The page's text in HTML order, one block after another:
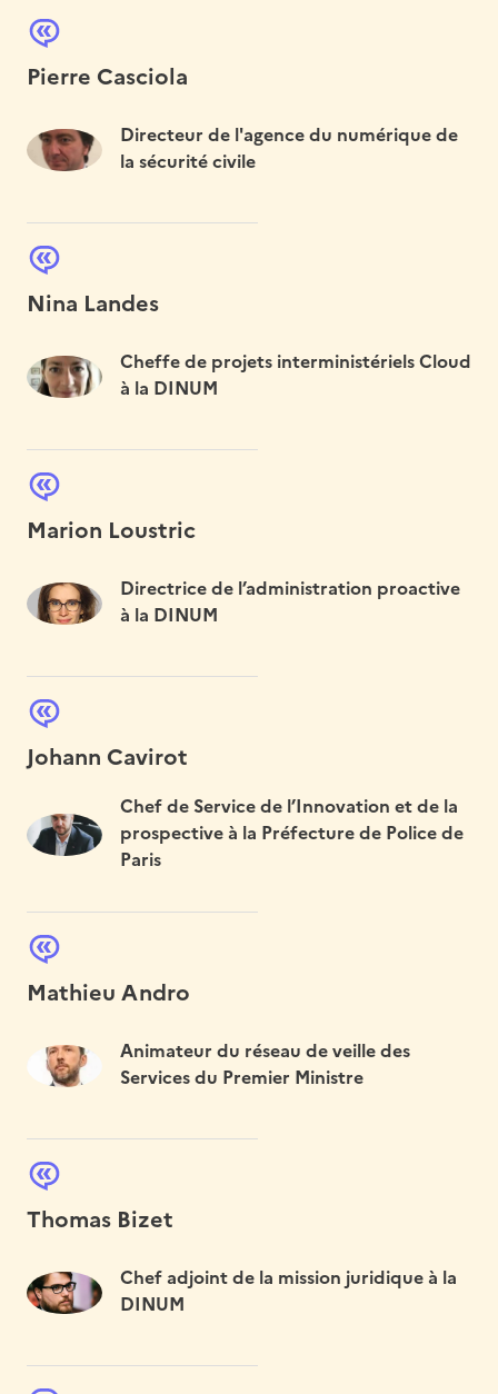
Pierre Casciola
Directeur de l'agence du numérique de
la sécurité civile
Nina Landes
Cheffe de projets interministériels Cloud
à la DINUM
Marion Loustric
Directrice de l’administration proactive
à la DINUM
Johann Cavirot
Chef de Service de l’Innovation et de la
prospective à la Préfecture de Police de
Paris
Mathieu Andro
Animateur du réseau de veille des
Services du Premier Ministre
Thomas Bizet
Chef adjoint de la mission juridique à la
DINUM